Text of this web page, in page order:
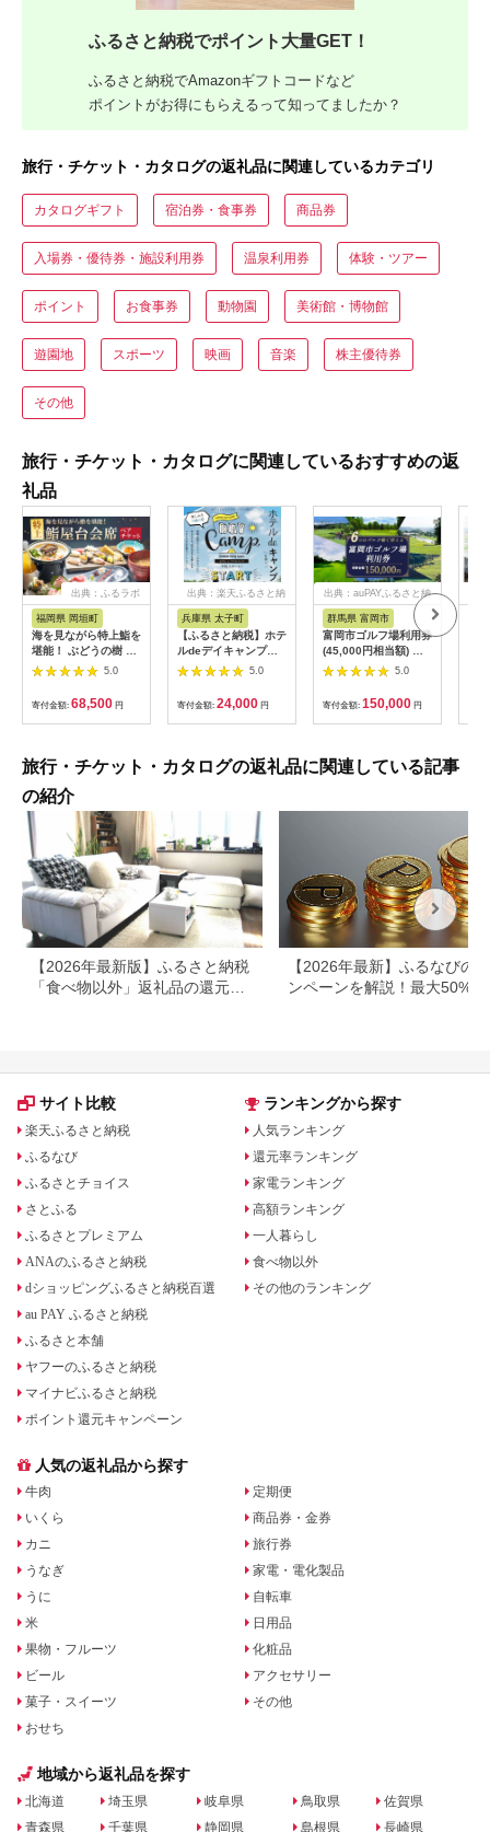
ふるさと納税でポイント大量GET！
ふるさと納税でAmazonギフトコードなど
ポイントがお得にもらえるって知ってましたか？
旅行・チケット・カタログの返礼品に関連しているカテゴリ
カタログギフト 宿泊券・食事券 商品券
入場券・優待券・施設利用券 温泉利用券 体験・ツアー
ポイント お食事券 動物園 美術館・博物館
遊園地 スポーツ 映画 音楽 株主優待券
その他
旅行・チケット・カタログに関連しているおすすめの返
礼品
出典：ふるラボ
福岡県 岡垣町
海を見ながら特上鮨を
堪能！ ぶどうの樹 鮨
屋台ペア お食事券 海
鮮 海 屋台 食事 ペア
福岡県 岡垣町
5.0
寄付金額: 68,500 円
出典：楽天ふるさと納
兵庫県 太子町
【ふるさと納税】ホテ
ルdeデイキャンプ体
験チケット
【1364991】
5.0
寄付金額: 24,000 円
出典：auPAYふるさと納
群馬県 富岡市
富岡市ゴルフ場利用券
(45,000円相当額) ゴ
ルフ チケット 平日 土
日 祝日 プレー券 関東
群馬県 首都圏 F20E-
382
5.0
寄付金額: 150,000 円
旅行・チケット・カタログの返礼品に関連している記事
の紹介
【2026年最新版】ふるさと納税
「食べ物以外」返礼品の還元率
【2026年最新】ふるなびの
ンペーンを解説！最大50%還
サイト比較
楽天ふるさと納税
ふるなび
ふるさとチョイス
さとふる
ふるさとプレミアム
ANAのふるさと納税
dショッピングふるさと納税百選
au PAY ふるさと納税
ふるさと本舗
ヤフーのふるさと納税
マイナビふるさと納税
ポイント還元キャンペーン
ランキングから探す
人気ランキング
還元率ランキング
家電ランキング
高額ランキング
一人暮らし
食べ物以外
その他のランキング
人気の返礼品から探す
牛肉
いくら
カニ
うなぎ
うに
米
果物・フルーツ
ビール
菓子・スイーツ
おせち
定期便
商品券・金券
旅行券
家電・電化製品
自転車
日用品
化粧品
アクセサリー
その他
地域から返礼品を探す
北海道
青森県
埼玉県
千葉県
岐阜県
静岡県
鳥取県
島根県
佐賀県
長崎県